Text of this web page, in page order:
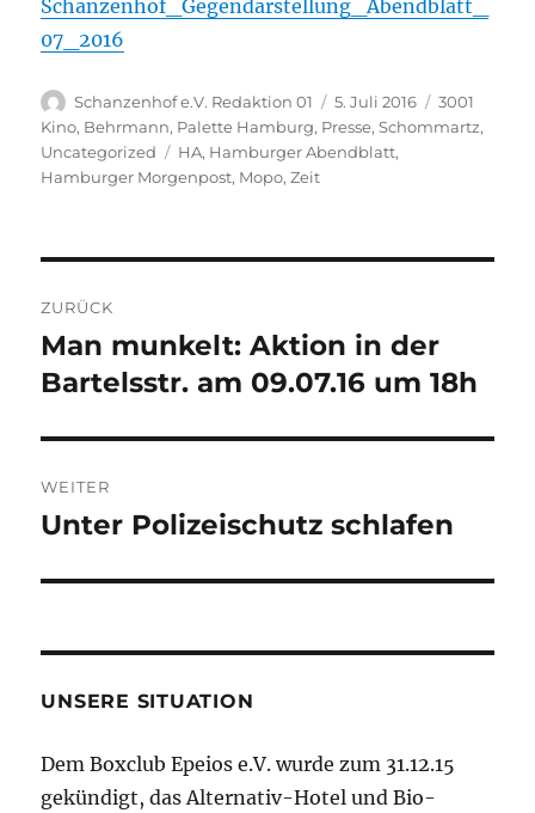
Schanzenhof_Gegendarstellung_Abendblatt_
07_2016
Autor
Schanzenhof e.V. Redaktion 01
Veröffentlicht
am
5. Juli 2016 Kategorien
3001
Kino, Behrmann, Palette Hamburg, Presse,Schommartz,
Uncategorized
Schlagwörter
HA, Hamburger Abendblatt,
Hamburger Morgenpost, Mopo,Zeit
ZURÜCK
Vorheriger
Beitrag:
Man munkelt: Aktion in der
Bartelsstr. am 09.07.16 um 18h
WEITER
Nächster
Unter Polizeischutz schlafen
UNSERE SITUATION
Dem Boxclub Epeios e.V. wurde zum 31.12.15
gekündigt, das Alternativ-Hotel und Bio-